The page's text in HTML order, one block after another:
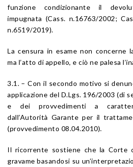
funzione condizionante il
impugnata (Cass. n.16763/2002;
n.6519/2019).
La censura in esame non concerne
ma l’atto di appello, e ciò ne palesa
3.1. – Con il secondo motivo si
applicazione del D.Lgs. 196/2003 (di
e dei provvedimenti a
dall’Autorità Garante per il
(provvedimento 08.04.2010).
Il ricorrente sostiene che la Corte
gravame basandosi su